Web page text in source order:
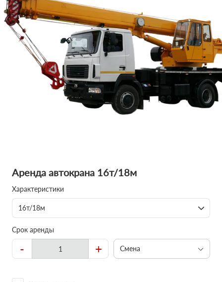
Аренда автокрана 16т/18м
Характеристики
16т/18м
Срок аренды
- + Смена